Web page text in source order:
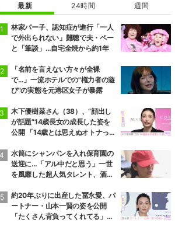
最新 24時間 週間
林家パー子、認知症が進行「一人
で外出られない」難聴で夫・ペー
と「筆談」…自宅全焼から約1年
「名前を言えない方々が全裸
で…」一流ホテルでの"権力者の遊
び"の実態を元港区女子が暴露
木下優樹菜さん（38）、“顔出し
が話題”14歳長女の成長した姿を
公開 「14歳とは思えぬオトナっぽ
ぎる」など反響
水筒にシャンパンを入れ保育園の
送迎に…「アル中だと思う」一世
を風靡した超人気タレント、酒漬
約20年ぶりに出産した冨永愛、パ
ートナー・山本一賢の姿を公開
「たくさん背負ってくれてる」感